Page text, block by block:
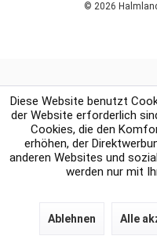
© 2026
Diese Website benutzt
der Website erforderlich
Cookies, die den
erhöhen, der
anderen Websites und
werden nur mit
Ablehnen Alle